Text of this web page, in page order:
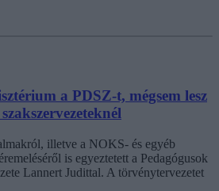
a PDSZ-t, mégsem lesz
illetve a NOKS- és egyéb
is egyeztetett a Pedagógusok
Lannert Judittal. A törvénytervezetet